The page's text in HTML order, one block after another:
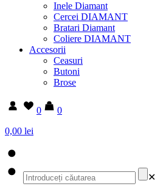
Inele Diamant
Cercei DIAMANT
Bratari Diamant
Coliere DIAMANT
Accesorii
Ceasuri
Butoni
Brose
0
0
0,00 lei
✕